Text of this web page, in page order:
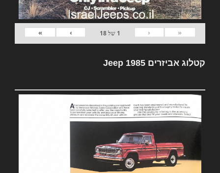
«
‹
1 של18
›
»
קטלוג אביזרים Jeep 1985